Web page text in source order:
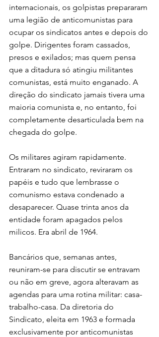
internacionais, os golpistas prepararam
uma legião de anticomunistas para
ocupar os sindicatos antes e depois do
golpe. Dirigentes foram cassados,
presos e exilados; mas quem pensa
que a ditadura só atingiu militantes
comunistas, está muito enganado. A
direção do sindicato jamais tivera uma
maioria comunista e, no entanto, foi
completamente desarticulada bem na
chegada do golpe.
Os militares agiram rapidamente.
Entraram no sindicato, reviraram os
papéis e tudo que lembrasse o
comunismo estava condenado a
desaparecer. Quase trinta anos da
entidade foram apagados pelos
milicos. Era abril de 1964.
Bancários que, semanas antes,
reuniram-se para discutir se entravam
ou não em greve, agora alteravam as
agendas para uma rotina militar: casa-
trabalho-casa. Da diretoria do
Sindicato, eleita em 1963 e formada
exclusivamente por anticomunistas